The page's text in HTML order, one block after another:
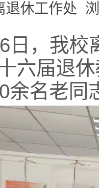
退休工作处
日，我校
六届退
余名老同